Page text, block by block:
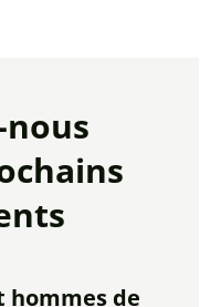
nous
hommes de